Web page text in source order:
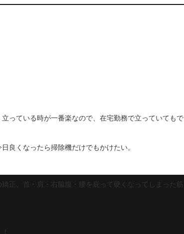
っている時が一番楽なので、在宅勤務で立っていてもで
良くなったら掃除機だけでもかけたい。
正、首・肩・右脇腹・腰を庇って硬くなってしまった筋